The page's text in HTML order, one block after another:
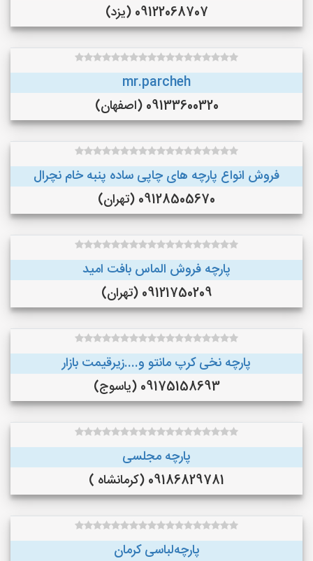
09122068707 (یزد)
mr.parcheh
09133600320 (اصفهان)
فروش انواع پارچه های چاپی ساده پنبه خام نچرال
09128505670 (تهران)
پارچه فروش الماس بافت امید
09121750209 (تهران)
پارچه نخی کرپ مانتو و....زیرقیمت بازار
09175158693 (یاسوج)
پارچه مجلسی
09186829781 (کرمانشاه )
پارچه‌لباسی کرمان